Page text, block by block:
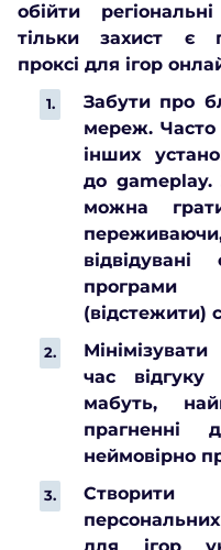
обійти
тільки захист є
проксі для ігор
Забути про
мереж. Часто
інших
до gameplay.
можна
програми
(відстежити)
час
мабуть,
прагненні
неймовірно